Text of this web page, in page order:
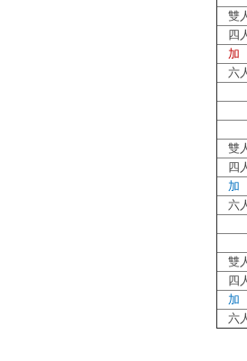
雙
四
加
六
雙
四
加
六
雙
四
加
六